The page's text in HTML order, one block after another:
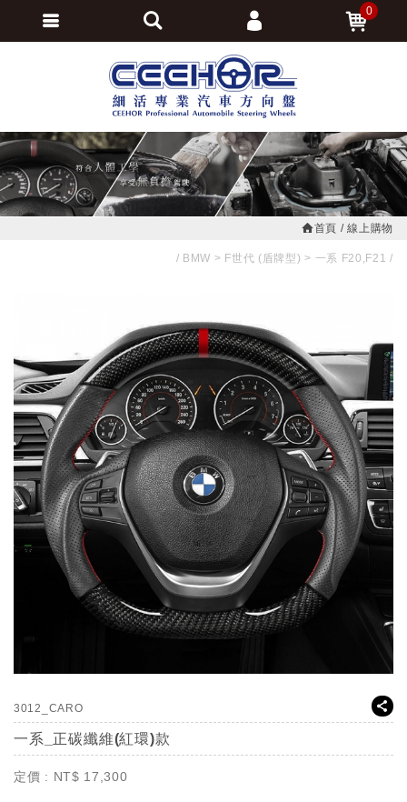
首頁 線上購物
BMW F世代 (盾牌型) 一系 F20,F21
3012_CARO
一系_正碳纖維(紅環)款
定價 : NT$ 17,300
0
會員登入
會員註冊
訂單查詢
追蹤清單
繁體中文